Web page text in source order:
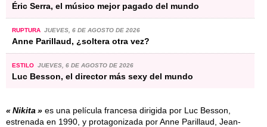
Éric Serra, el músico mejor pagado del mundo
RUPTURA JUEVES, 6 DE AGOSTO DE 2026
Anne Parillaud, ¿soltera otra vez?
ESTILO JUEVES, 6 DE AGOSTO DE 2026
Luc Besson, el director más sexy del mundo
Nikita
es una película francesa dirigida por Luc Besson,
estrenada en 1990, y protagonizada por Anne Parillaud, Jean-